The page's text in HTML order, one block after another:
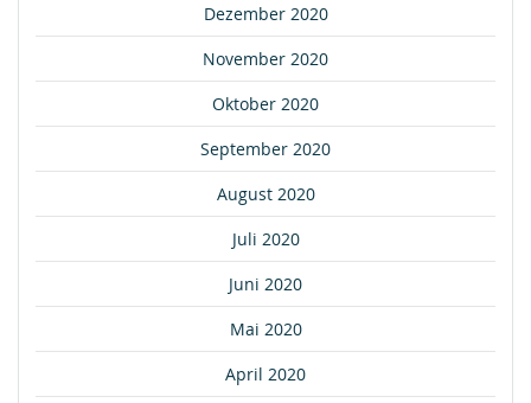
Dezember 2020
November 2020
Oktober 2020
September 2020
August 2020
Juli 2020
Juni 2020
Mai 2020
April 2020